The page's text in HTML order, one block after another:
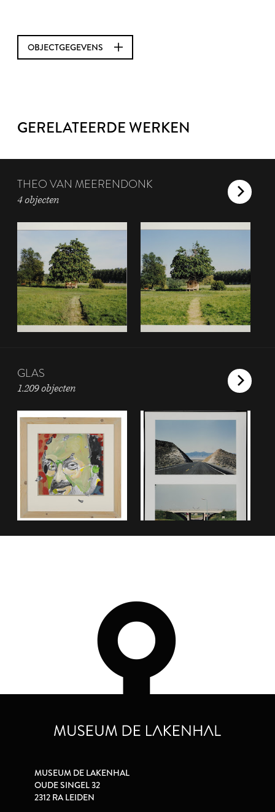
OBJECTGEGEVENS
GERELATEERDE WERKEN
THEO VAN MEERENDONK
4 objecten
GLAS
1.209 objecten
MUSEUM DE LAKENHAL
OUDE SINGEL 32
2312 RA LEIDEN